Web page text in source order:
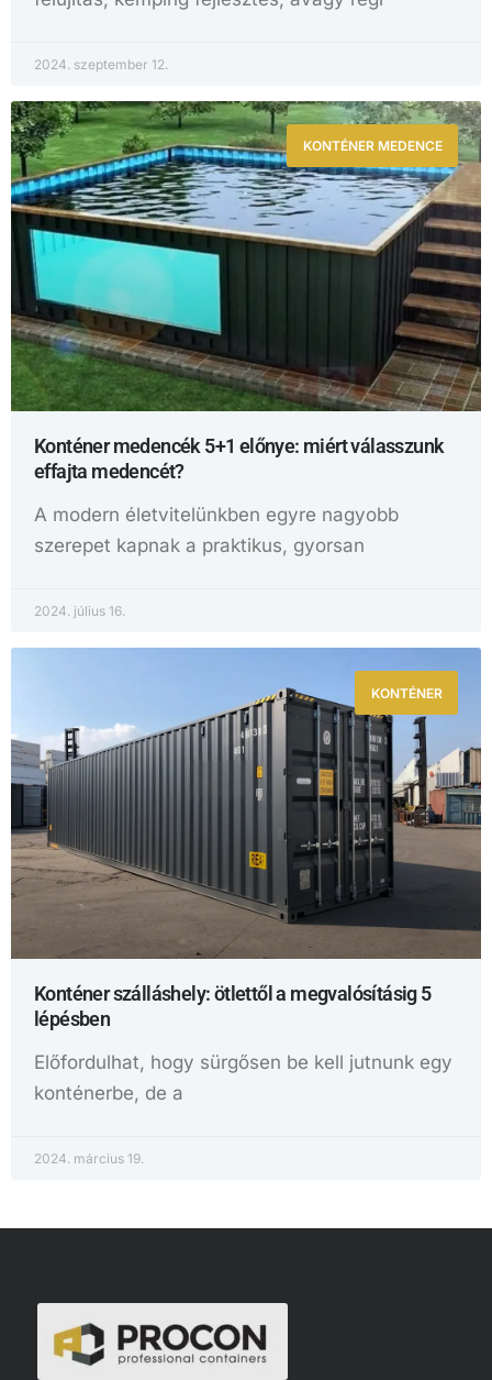
2024. szeptember 12.
KONTÉNER MEDENCE
Konténer medencék 5+1 előnye: miért válasszunk
effajta medencét?
A modern életvitelünkben egyre nagyobb
szerepet kapnak a praktikus, gyorsan
2024. július 16.
KONTÉNER
Konténer szálláshely: ötlettől a megvalósításig 5
lépésben
Előfordulhat, hogy sürgősen be kell jutnunk egy
konténerbe, de a
2024. március 19.